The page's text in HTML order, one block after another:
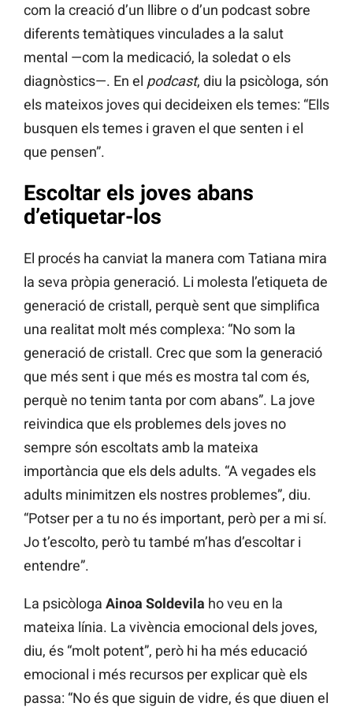
com la creació d’un llibre o d’un podcast sobre
diferents temàtiques vinculades a la salut
mental —com la medicació, la soledat o els
diagnòstics—. En el podcast, diu la psicòloga, són
els mateixos joves qui decideixen els temes: “Ells
busquen els temes i graven el que senten i el
que pensen”.
Escoltar els joves abans
d’etiquetar-los
El procés ha canviat la manera com Tatiana mira
la seva pròpia generació. Li molesta l’etiqueta de
generació de cristall, perquè sent que simplifica
una realitat molt més complexa: “No som la
generació de cristall. Crec que som la generació
que més sent i que més es mostra tal com és,
perquè no tenim tanta por com abans”. La jove
reivindica que els problemes dels joves no
sempre són escoltats amb la mateixa
importància que els dels adults. “A vegades els
adults minimitzen els nostres problemes”, diu.
“Potser per a tu no és important, però per a mi sí.
Jo t’escolto, però tu també m’has d’escoltar i
entendre”.
La psicòloga Ainoa Soldevila ho veu en la
mateixa línia. La vivència emocional dels joves,
diu, és “molt potent”, però hi ha més educació
emocional i més recursos per explicar què els
passa: “No és que siguin de vidre, és que diuen el